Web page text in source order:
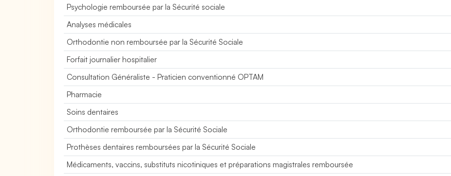
Psychologie remboursée par la Sécurité sociale
Analyses médicales
Orthodontie non remboursée par la Sécurité Sociale
Forfait journalier hospitalier
Consultation Généraliste - Praticien conventionné OPTAM
Pharmacie
Soins dentaires
Orthodontie remboursée par la Sécurité Sociale
Prothèses dentaires remboursées par la Sécurité Sociale
Médicaments, vaccins, substituts nicotiniques et préparations magistrales remboursée